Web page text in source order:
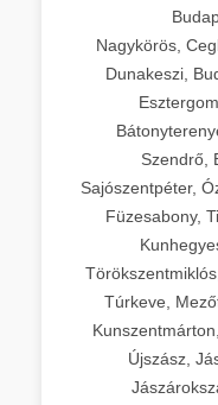
Nagykörös,
Dunakeszi,
Szendrő,
Sajószentpéter,
Füzesabony,
Túrkeve,
Újszász,